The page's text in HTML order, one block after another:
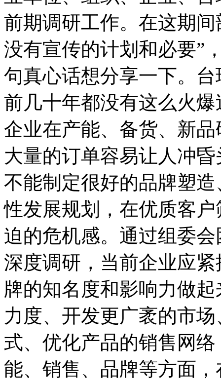
前期调研工作。在这期
没有宣传的计划和必要”
句真心话想分享一下。
前几十年都没有这么火
企业在产能、备货、新
大量的订单容易让人冲
不能制定很好的品牌塑
性发展规划，在优质客
迫的危机感。通过组委
深度调研，当前企业应
牌的知名度和影响力做
力度、开发更广袤的市
式、优化产品的销售网
能、销售、品牌等方面